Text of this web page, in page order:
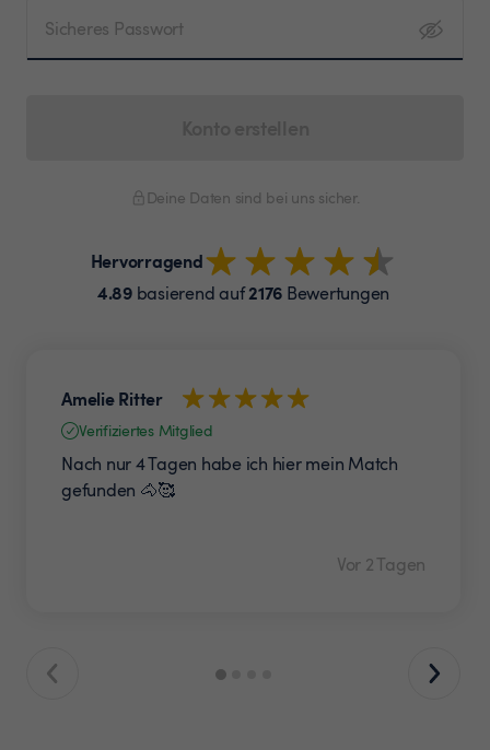
Sicheres Passwort
Deine Daten sind bei uns sicher.
Hervorragend
4.89basierend auf2176 Bewertungen
Amelie Ritter
Verifiziertes Mitglied
Nach nur 4 Tagen habe ich hier mein Match
gefunden 🐴🥰
Vor 2 Tagen